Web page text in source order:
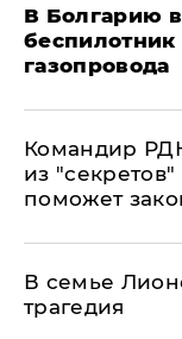
В Болгарию
беспилотник
газопровода
Командир
из
поможет
В семье
трагедия